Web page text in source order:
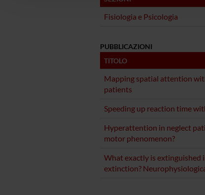
Fisiologia e Psicologia
PUBBLICAZIONI
TITOLO
Mapping spatial attention
patients
Speeding up reaction time
Hyperattention in neglect
motor phenomenon?
What exactly is extinguished
extinction?